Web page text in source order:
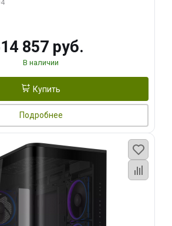
857 руб.
В наличии
Купить
Подробнее